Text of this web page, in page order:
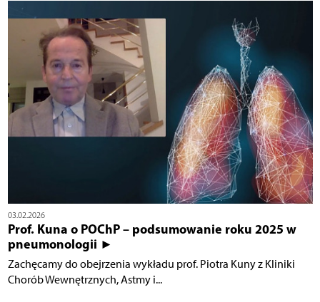
03.02.2026
Prof. Kuna o POChP – podsumowanie roku 2025 w
pneumonologii ►
Zachęcamy do obejrzenia wykładu prof. Piotra Kuny z Kliniki
Chorób Wewnętrznych, Astmy i...